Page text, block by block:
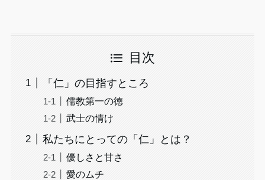
目次
「仁」の目指すところ
儒教第一の徳
武士の情け
私たちにとっての「仁」とは？
優しさと甘さ
愛のムチ